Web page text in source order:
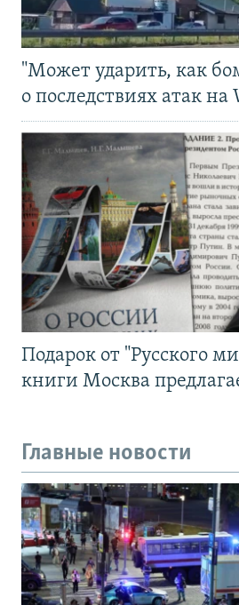
"Может ударить, как
о последствиях атак
Подарок от "Русского
книги Москва
Главные новости